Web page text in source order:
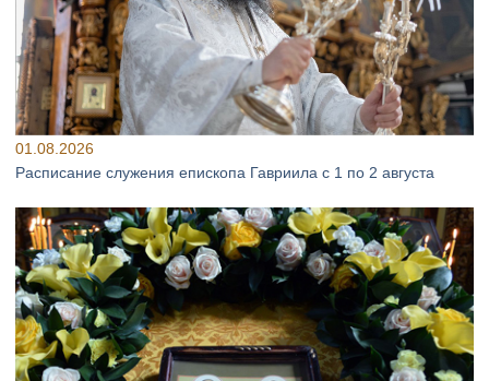
01.08.2026
Расписание служения епископа Гавриила с 1 по 2 августа